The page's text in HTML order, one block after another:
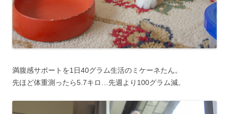
満腹感サポートを1日40グラム生活のミケーネたん。
先ほど体重測ったら5.7キロ…先週より100グラム減。